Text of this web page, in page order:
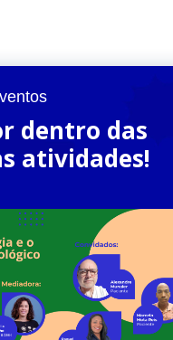
dentro das
atividades!